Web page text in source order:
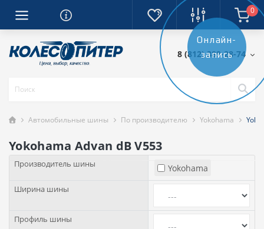
0
8 (812) 389-28-74
Автомобильные шины По производителю Yokohama
Yokohama Advan dB V553
Производитель шины Yokohama
Ширина шины
Профиль шины
Онлайн-
запись